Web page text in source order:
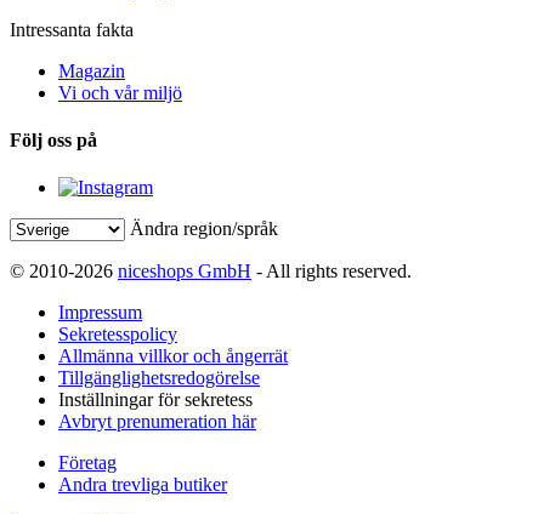
Intressanta fakta
Magazin
Vi och vår miljö
Följ oss på
Ändra region/språk
© 2010-2026 niceshops GmbH - All rights reserved.
Impressum
Sekretesspolicy
Allmänna villkor och ångerrät
Tillgänglighetsredogörelse
Inställningar för sekretess
Avbryt prenumeration här
Företag
Andra trevliga butiker